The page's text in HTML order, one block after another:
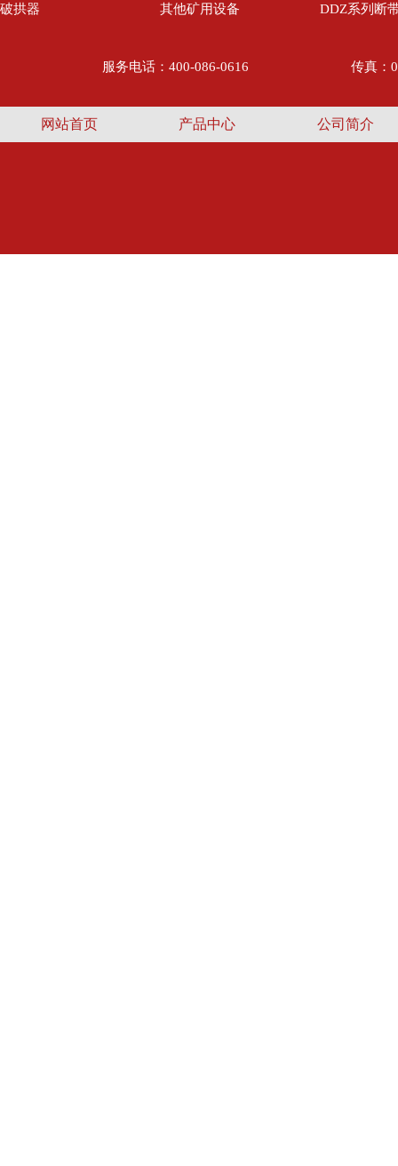
破拱器 其他矿用设备 DDZ系列断
服务电话：400-086-0616 传真：
网站首页 产品中心 公司简介